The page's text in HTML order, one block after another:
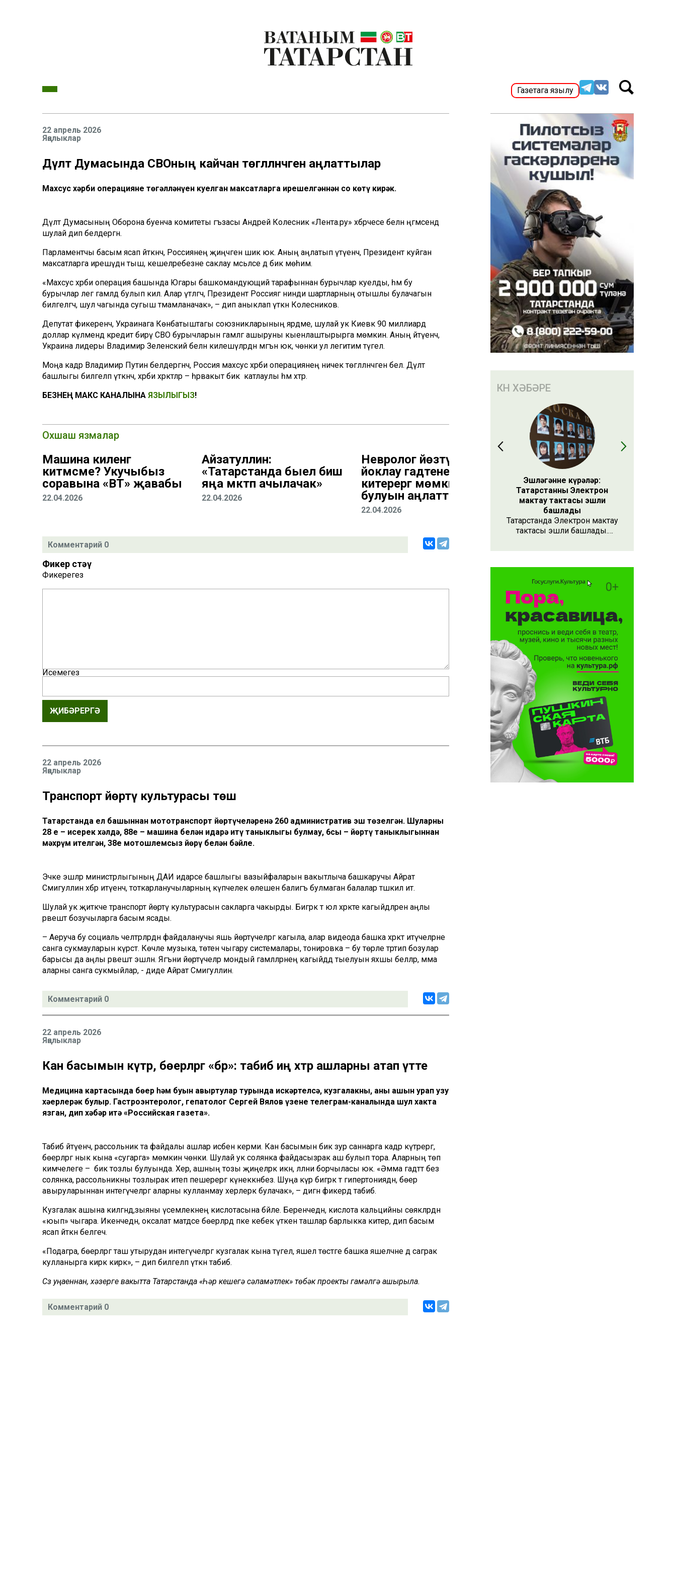
Газетага язылу
22 апрель 2026
Яңалыклар
Дәүләт Думасында СВОның кайчан төгәлләнәчәген аңлаттылар
Махсус хәрби операциянең төгәлләнүен куелган максатларга ирешелгәннән соң көтү кирәк.
Дәүләт Думасының Оборона буенча комитеты әгъзасы Андрей Колесник «Лента.ру» хәбәрчесе белән әңгәмәсендә
шулай дип белдергән.
Парламентчы басым ясап әйткәнчә, Россиянең җиңәчәгенә шик юк. Аның аңлатып үтүенчә, Президент куйган
максатларга ирешүдән тыш, кешеләребезне саклау мәсьәләсе дә бик мөһим.
«Махсус хәрби операция башында Югары башкомандующий тарафыннан бурычлар куелды, һәм бу
бурычлар әлегә гамәлдә булып килә. Алар үтәлгәч, Президент Россиягә нинди шартларның отышлы булачагын
билгеләгәч, шул чагында сугыш тәмамланачак», – дип аныклап үткән Колесников.
Депутат фикеренчә, Украинага Көнбатыштагы союзникларының ярдәме, шулай ук Киевкә 90 миллиард
доллар күләмендә кредит бирү СВО бурычларын гамәлгә ашыруны кыенлаштырырга мөмкин. Аның әйтүенчә,
Украина лидеры Владимир Зеленский белән килешүләрдән мәгънә юк, чөнки ул легитим түгел.
Моңа кадәр Владимир Путин белдергәнчә, Россия махсус хәрби операциянең ничек төгәлләнәчәген белә. Дәүләт
башлыгы билгеләп үткәнчә, хәрби хәрәкәтләр – һәрвакыт бик катлаулы һәм хәтәр.
БЕЗНЕҢ МАКС КАНАЛЫНА ЯЗЫЛЫГЫЗ!
Охшаш язмалар
Машина киленгә
китмәсме? Укучыбыз
соравына «ВТ» җавабы
22.04.2026
Айзатуллин:
«Татарстанда быел биш
яңа мәктәп ачылачак»
22.04.2026
Невролог йөзтүбән
йоклау гадәтенең нәрсәләргә
китерергә мөмкин
булуын аңлатты
22.04.2026
Комментарий 0
Фикер өстәү
Фикерегез
Исемегез
ҖИБӘРЕРГӘ
22 апрель 2026
Яңалыклар
Транспорт йөртү культурасы төшә
Татарстанда ел башыннан мототранспорт йөртүчеләренә 260 административ эш төзелгән. Шуларның
28 е – исерек хәлдә, 88е – машина белән идарә итү таныклыгы булмау, 6сы – йөртү таныклыгыннан
мәхрүм ителгән, 38е мотошлемсыз йөрү белән бәйле.
Эчке эшләр министрлыгының ДАИ идарәсе башлыгы вазыйфаларын вакытлыча башкаручы Айрат
Сәмигуллин хәбәр итүенчә, тоткарланучыларның күпчелек өлешен балигъ булмаган балалар тәшкил итә.
Шулай ук җитәкче транспорт йөртү культурасын сакларга чакырды. Бигрәк тә юл хәрәкәте кагыйдәләрен аңлы
рәвештә бозучыларга басым ясады.
– Аеруча бу социаль челтәрләрдән файдаланучы яшь йөртүчеләргә кагыла, алар видеода башка хәрәкәт итүчеләрне
санга сукмауларын күрсәтә. Көчле музыка, төтен чыгару системалары, тонировка – бу төрле тәртип бозулар
барысы да аңлы рәвештә эшләнә. Ягъни йөртүчеләр мондый гамәлләрнең кагыйдәдә тыелуын яхшы беләләр, әмма
аларны санга сукмыйлар, - диде Айрат Сәмигуллин.
Комментарий 0
22 апрель 2026
Яңалыклар
Кан басымын күтәрә, бөерләргә «бәрә»: табиб иң хәтәр ашларны атап үтте
Медицина картасында бөер һәм буын авыртулар турында искәртелсә, кузгалакны, аның ашын урап узу
хәерлерәк булыр. Гастроэнтеролог, гепатолог Сергей Вялов үзенең телеграм-каналында шул хакта
язган, дип хәбәр итә «Российская газета».
Табиб әйтүенчә, рассольник та файдалы ашлар исәбенә керми. Кан басымын бик зур саннарга кадәр күтәрергә,
бөерләргә нык кына «сугарга» мөмкин чөнки. Шулай ук солянка файдасызрак аш булып тора. Аларның төп
кимчелеге – бик тозлы булуында. Хәер, ашның тозы җиңелрәк икән, әлләни борчыласы юк. «Әмма гадәттә без
солянка, рассольникны тозлырак итеп пешерергә күнеккәнбез. Шуңа күрә бигрәк тә гипертониядән, бөер
авыруларыннан интегүчеләргә аларны кулланмау хәерлерәк булачак», – дигән фикердә табиб.
Кузгалак ашына килгәндә,зыяны үсемлекнең кислотасына бәйле. Беренчедән, кислота кальцийны сөякләрдән
«юып» чыгара. Икенчедән, оксалат матдәсе бөерләрдә пәке кебек үткен ташлар барлыкка китерә, дип басым
ясап әйткән белгеч.
«Подагра, бөерләргә таш утырудан интегүчеләргә кузгалак кына түгел, яшел төстәге башка яшелчәне дә саграк
кулланырга кирәк кирәк», – дип билгеләп үткән табиб.
Сүз уңаеннан, хәзерге вакытта Татарстанда «Һәр кешегә сәламәтлек» төбәк проекты гамәлгә ашырыла.
Комментарий 0
КӨН ХӘБӘРЕ
Эшләгәнне күрәләр:
Татарстанның Электрон
мактау тактасы эшли
башлады
Татарстанда Электрон мактау
тактасы эшли башлады.
күрсәтүнең заманча алымы
тупланган. Исемлекне ел
саен яңартып торачаклар.
Лаеклыларга исә махсус
таныклык та бирәчәкләр.